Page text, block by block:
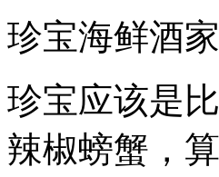
珍宝海鲜酒
珍宝应该是
辣椒螃蟹，